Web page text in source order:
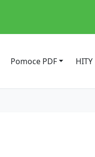
Pomoce PDF HITY